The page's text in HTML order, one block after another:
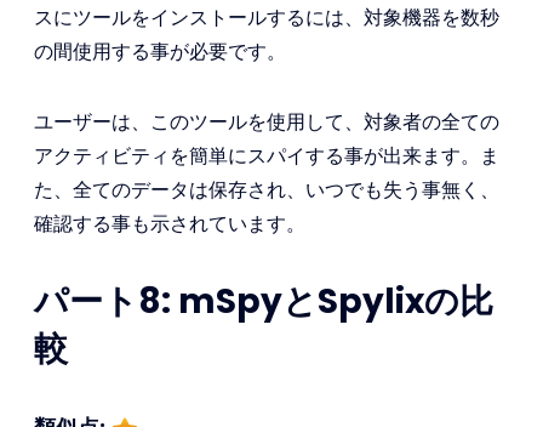
スにツールをインストールするには、対象機器を数秒
の間使用する事が必要です。
ユーザーは、このツールを使用して、対象者の全ての
アクティビティを簡単にスパイする事が出来ます。ま
た、全てのデータは保存され、いつでも失う事無く、
確認する事も示されています。
パート8: mSpyとSpylixの比
較